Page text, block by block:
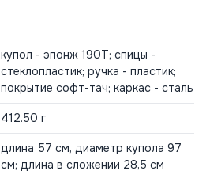
купол - эпонж 190T; спицы -
стеклопластик; ручка - пластик;
покрытие софт-тач; каркас - сталь
412.50 г
длина 57 см, диаметр купола 97
см; длина в сложении 28,5 см